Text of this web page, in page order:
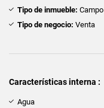
Tipo de inmueble: Campo
Tipo de negocio: Venta
Características interna :
Agua